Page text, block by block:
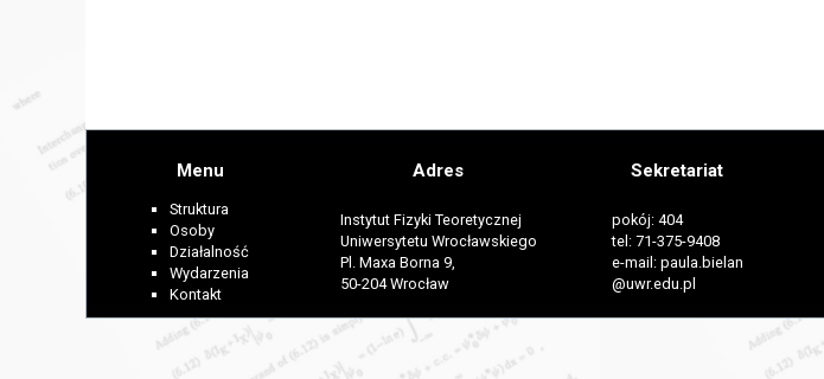
Menu
Struktura
Osoby
Działalność
Wydarzenia
Kontakt
Adres
Instytut Fizyki Teoretycznej
Uniwersytetu Wrocławskiego
Pl. Maxa Borna 9,
50-204 Wrocław
Sekretariat
pokój: 404
tel: 71-375-9408
e-mail: paula.bielan
@uwr.edu.pl